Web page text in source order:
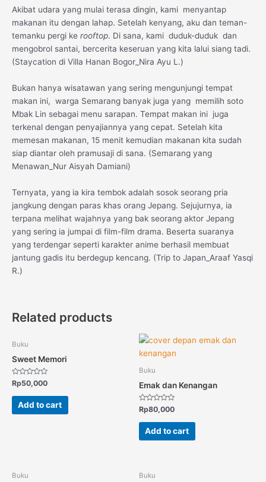
Akibat udara yang mulai terasa dingin, kami menyantap
makanan itu dengan lahap. Setelah kenyang, aku dan teman-
temanku pergi ke rooftop. Di sana, kami duduk-duduk dan
mengobrol santai, bercerita keseruan yang kita lalui siang tadi.
(Staycation di Villa Hanan Bogor_Nira Ayu L.)
Bukan hanya wisatawan yang sering mengunjungi tempat
makan ini, warga Semarang banyak juga yang memilih soto
Mbak Lin sebagai menu sarapan. Tempat makan ini juga
terkenal dengan penyajiannya yang cepat. Setelah kita
memesan makanan, 15 menit kemudian makanan kita sudah
siap diantar oleh pramusaji di sana. (Semarang yang
Menawan_Nur Aisyah Damiani)
Ternyata, yang ia kira tembok adalah sosok seorang pria
jangkung dengan paras khas orang Jepang. Sejujurnya, ia
terpana melihat wajahnya yang bak seorang aktor Jepang
yang sering ia jumpai di film-film drama. Beserta suaranya
yang terdengar seperti karakter anime berhasil membuat
jantung gadis itu berdegup kencang. (Trip to Japan_Araaf Yasqi
R.)
Related products
Buku
Sweet Memori
Rated
0
out
Rp50,000
Add to cart
Buku
Emak dan Kenangan
Rated
0
out
Rp80,000
Add to cart
Buku Buku